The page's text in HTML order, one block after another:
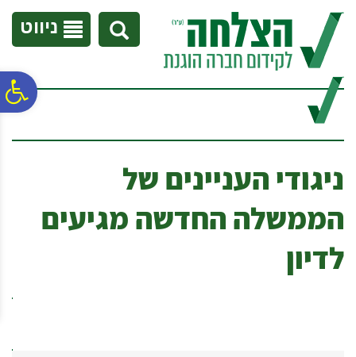
נגישות
אתר
המרכזי
ניווט
ניגודי העניינים של
הממשלה החדשה מגיעים
לדיון